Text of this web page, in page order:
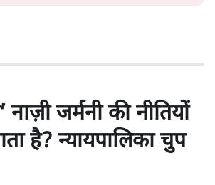
नाज़ी जर्मनी की नीतियों
है? न्यायपालिका चुप